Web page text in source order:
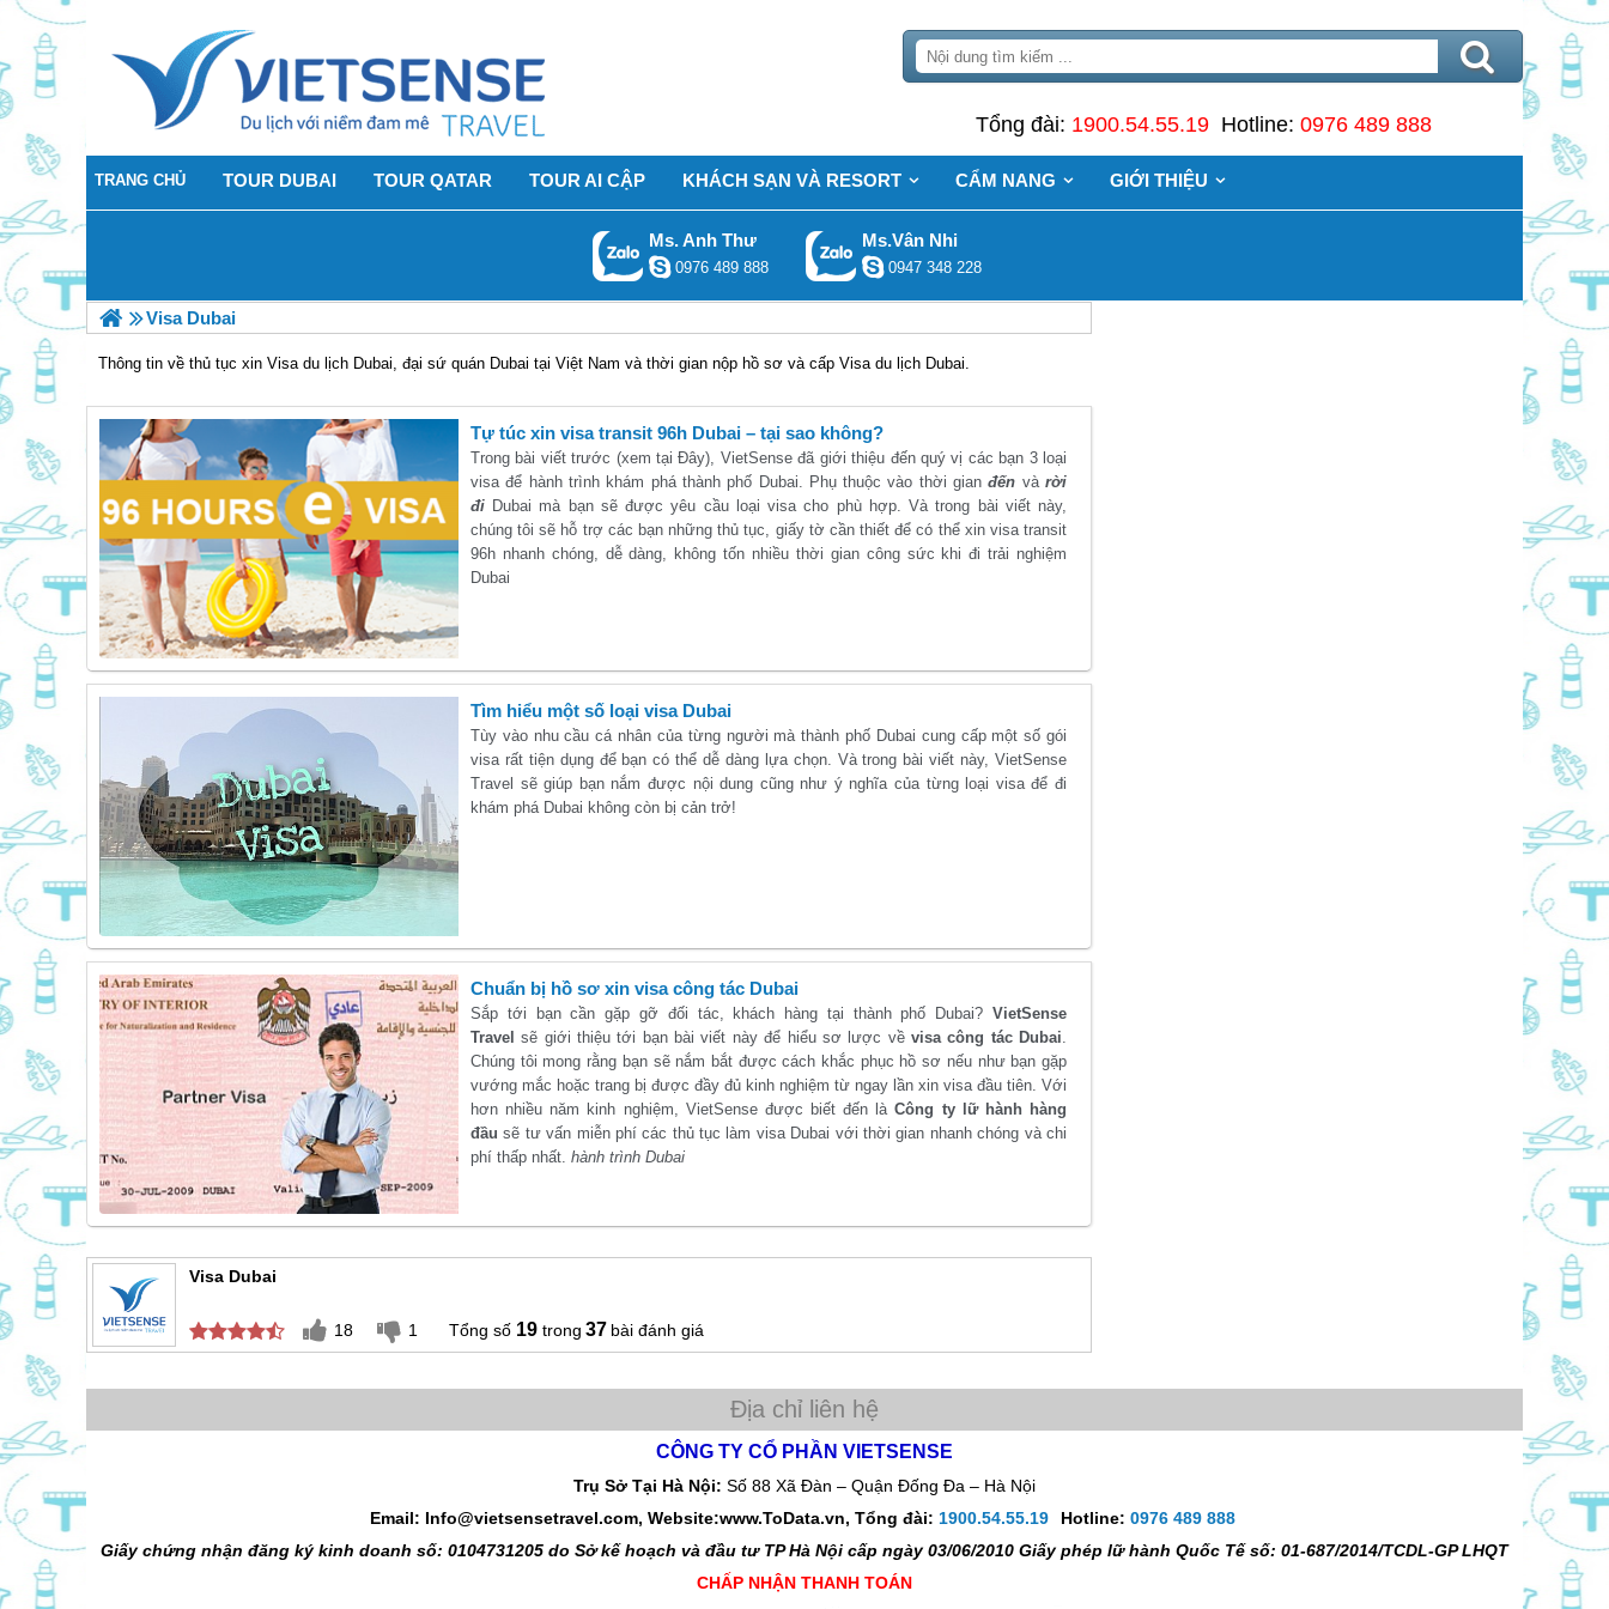
Tổng đài: 1900.54.55.19 Hotline: 0976 489 888
TRANG CHỦ TOUR DUBAI TOUR QATAR TOUR AI CẬP KHÁCH SẠN VÀ RESORT CẨM NANG GIỚI THIỆU
Ms. Anh Thư
0976 489 888
Ms.Vân Nhi
0947 348 228
Visa Dubai
Thông tin về thủ tục xin Visa du lịch Dubai, đại sứ quán Dubai tại Việt Nam và thời gian nộp hồ sơ và cấp Visa du lịch Dubai.
Tự túc xin visa transit 96h Dubai – tại sao không?
Trong bài viết trước (xem tại Đây), VietSense đã giới thiệu đến quý vị các bạn 3 loại
visa để hành trình khám phá thành phố Dubai. Phụ thuộc vào thời gianđến và rời
đi Dubai mà bạn sẽ được yêu cầu loại visa cho phù hợp. Và trong bài viết này,
chúng tôi sẽ hỗ trợ các bạn những thủ tục, giấy tờ cần thiết để có thể xin visa transit
96h nhanh chóng, dễ dàng, không tốn nhiều thời gian công sức khi đi trải nghiệm
Dubai
Tìm hiểu một số loại visa Dubai
Tùy vào nhu cầu cá nhân của từng người mà thành phố Dubai cung cấp một số gói
visa rất tiện dụng để bạn có thể dễ dàng lựa chọn. Và trong bài viết này, VietSense
Travel sẽ giúp bạn nắm được nội dung cũng như ý nghĩa của từng loại visa để đi
khám phá Dubai không còn bị cản trở!
Chuẩn bị hồ sơ xin visa công tác Dubai
Sắp tới bạn cần gặp gỡ đối tác, khách hàng tại thành phố Dubai? VietSense
Travel sẽ giới thiệu tới bạn bài viết này để hiểu sơ lược về visa công tác Dubai.
Chúng tôi mong rằng bạn sẽ nắm bắt được cách khắc phục hồ sơ nếu như bạn gặp
vướng mắc hoặc trang bị được đầy đủ kinh nghiệm từ ngay lần xin visa đầu tiên. Với
hơn nhiều năm kinh nghiệm, VietSense được biết đến làCông ty lữ hành hàng
đầu sẽ tư vấn miễn phí các thủ tục làm visa Dubai với thời gian nhanh chóng và chi
phí thấp nhất. hành trình Dubai
Visa Dubai
18 1 19 37 bài đánh giá
CÔNG TY CỔ PHẦN VIETSENSE
Trụ Sở Tại Hà Nội: Số 88 Xã Đàn – Quận Đống Đa – Hà Nội
Email: Info@vietsensetravel.com, Website:www.ToData.vn, Tổng đài: 1900.54.55.19 Hotline: 0976 489 888
Giấy chứng nhận đăng ký kinh doanh số: 0104731205 do Sở kế hoạch và đầu tư TP Hà Nội cấp ngày 03/06/2010 Giấy phép lữ hành Quốc Tế số: 01-687/2014/TCDL-GP LHQT
CHẤP NHẬN THANH TOÁN